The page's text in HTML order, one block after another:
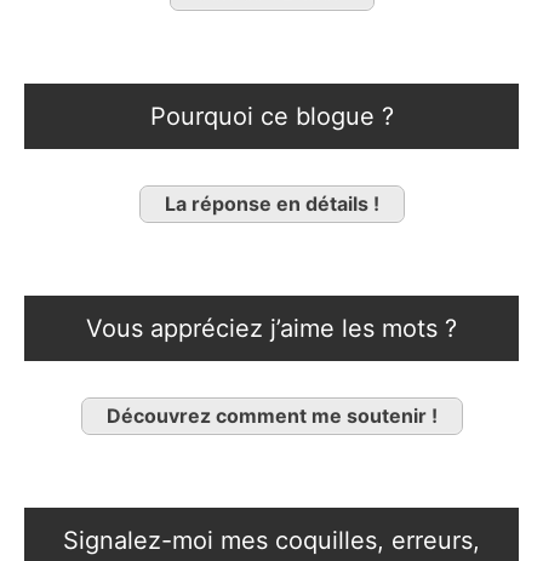
Pourquoi ce blogue ?
La réponse en détails !
Vous appréciez j’aime les mots ?
Découvrez comment me soutenir !
Signalez-moi mes coquilles, erreurs,